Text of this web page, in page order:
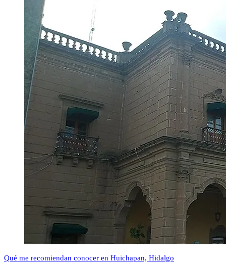
Qué me recomiendan conocer en Huichapan, Hidalgo